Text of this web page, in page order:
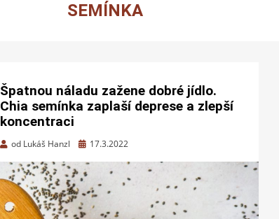
SEMÍNKA
Špatnou náladu zažene dobré jídlo.
Chia semínka zaplaší deprese a zlepší
koncentraci
od Lukáš Hanzl
Zveřejněno
17.3.2022